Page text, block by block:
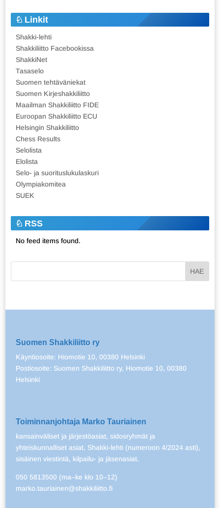
Linkit
Shakki-lehti
Shakkiliitto Facebookissa
ShakkiNet
Tasaselo
Suomen tehtäväniekat
Suomen Kirjeshakkiliitto
Maailman Shakkiliitto FIDE
Euroopan Shakkiliitto ECU
Helsingin Shakkiliitto
Chess Results
Selolista
Elolista
Selo- ja suorituslukulaskuri
Olympiakomitea
SUEK
RSS
No feed items found.
Suomen Shakkiliitto ry
Käyntiosoite: Hiomotie 10, 00380 Helsinki
Postiosoite: Suomen Shakkiliitto ry, Hiomotie 10, 00380
Helsinki
Toiminnanjohtaja Marko Tauriainen
kansainväliset ja järjestöasiat, sidosryhmät ja
yhteiskunnalliset asiat, Shakki-lehti (numeroon 4/2024 asti),
sisäinen viestintä, kilpailu- ja jäsenasiat.
050 5813500 (ma–ke klo 10–12)
marko.tauriainen@shakkiliitto.fi